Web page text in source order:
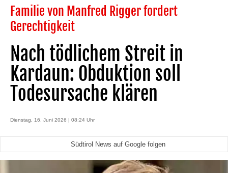
Familie von Manfred Rigger fordert
Gerechtigkeit
Nach tödlichem Streit in
Kardaun: Obduktion soll
Todesursache klären
Dienstag, 16. Juni 2026 | 08:24 Uhr
Südtirol News auf Google folgen